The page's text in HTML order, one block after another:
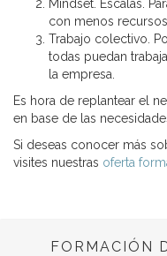
Mindset. Escalas.
con menos
Trabajo colectivo.
todas puedan
la empresa.
Es hora de replantear el
en base de las
Si deseas conocer más
visites nuestras oferta
FORMACIÓN